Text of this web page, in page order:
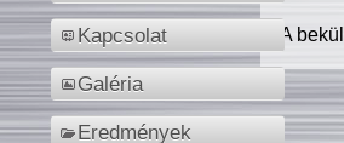
Kapcsolat
Galéria
Eredmények
A